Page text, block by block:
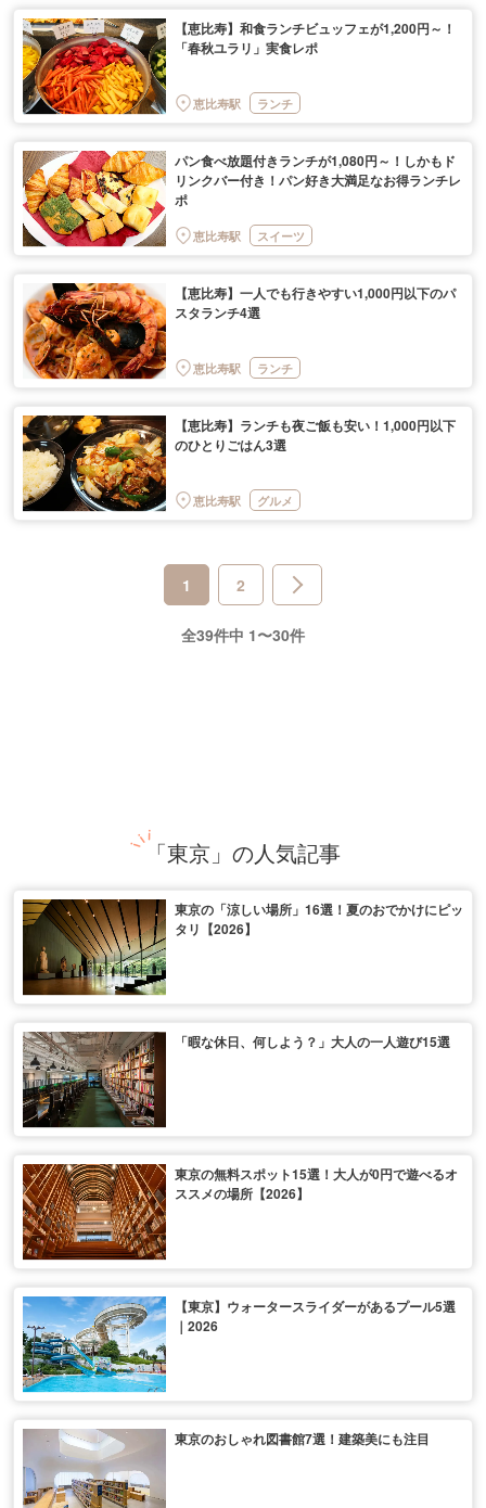
【恵比寿】和食ランチビュッフェが1,200円～！
「春秋ユラリ」実食レポ
恵比寿駅 ランチ
パン食べ放題付きランチが1,080円～！しかもド
リンクバー付き！パン好き大満足なお得ランチレ
ポ
恵比寿駅 スイーツ
【恵比寿】一人でも行きやすい1,000円以下のパ
スタランチ4選
恵比寿駅 ランチ
【恵比寿】ランチも夜ご飯も安い！1,000円以下
のひとりごはん3選
恵比寿駅 グルメ
1 2
全39件中 1〜30件
「東京」の人気記事
東京の「涼しい場所」16選！夏のおでかけにピッ
タリ【2026】
「暇な休日、何しよう？」大人の一人遊び15選
東京の無料スポット15選！大人が0円で遊べるオ
ススメの場所【2026】
【東京】ウォータースライダーがあるプール5選
｜2026
東京のおしゃれ図書館7選！建築美にも注目